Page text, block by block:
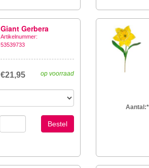
Giant Gerbera
Artikelnummer:
53539733
op voorraad
€21,95
Bestel
Aantal:*